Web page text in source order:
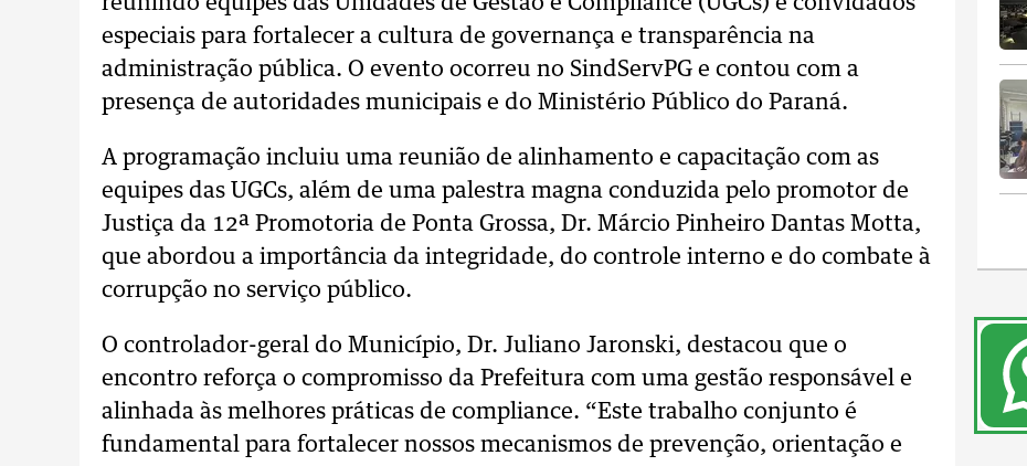
especiais para fortalecer a cultura de governança e transparência na
administração pública. O evento ocorreu no SindServPG e contou com a
presença de autoridades municipais e do Ministério Público do Paraná.
A programação incluiu uma reunião de alinhamento e capacitação com as
equipes das UGCs, além de uma palestra magna conduzida pelo promotor de
Justiça da 12ª Promotoria de Ponta Grossa, Dr. Márcio Pinheiro Dantas Motta,
que abordou a importância da integridade, do controle interno e do combate à
corrupção no serviço público.
O controlador-geral do Município, Dr. Juliano Jaronski, destacou que o
encontro reforça o compromisso da Prefeitura com uma gestão responsável e
alinhada às melhores práticas de compliance. “Este trabalho conjunto é
fundamental para fortalecer nossos mecanismos de prevenção, orientação e